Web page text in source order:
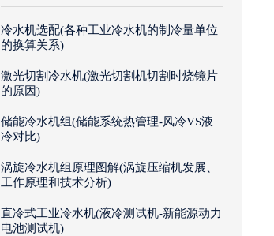
冷水机选配(各种工业冷水机的制冷量单位
的换算关系)
激光切割冷水机(激光切割机切割时烧镜片
的原因)
储能冷水机组(储能系统热管理-风冷VS液
冷对比)
涡旋冷水机组原理图解(涡旋压缩机发展、
工作原理和技术分析)
直冷式工业冷水机(液冷测试机-新能源动力
电池测试机)